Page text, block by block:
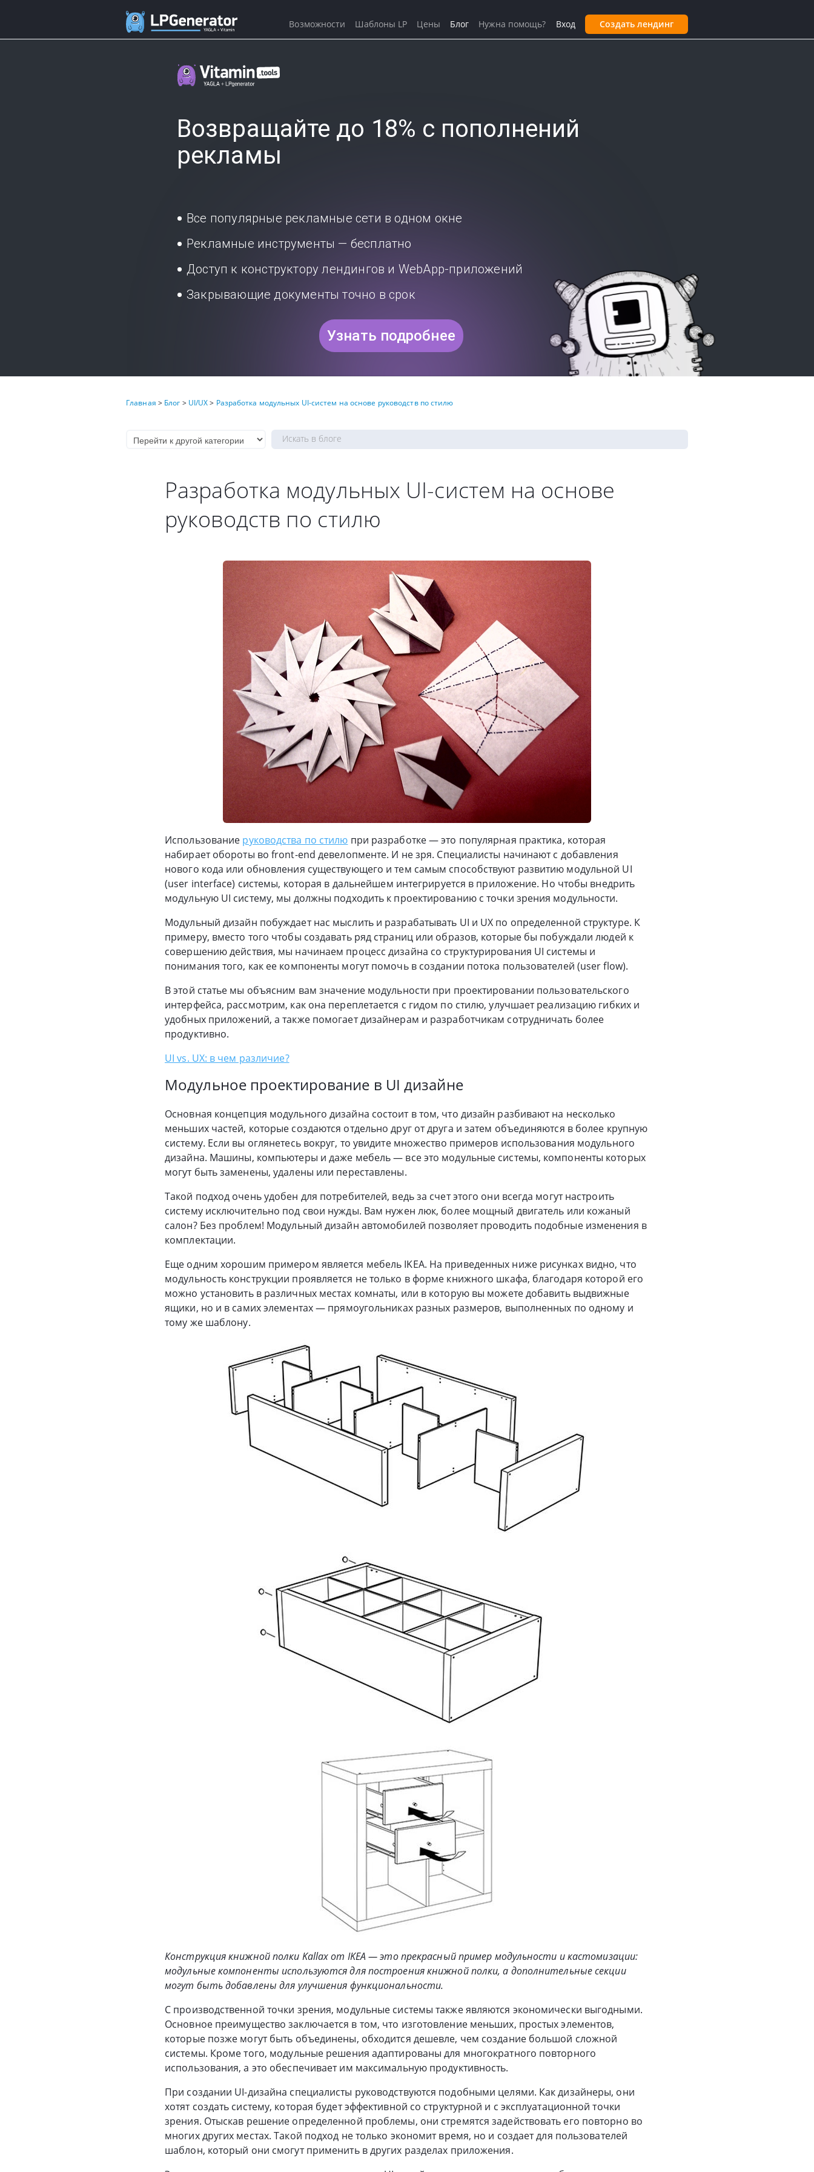
Возвращайте до 18% с пополнений
рекламы
Все популярные рекламные сети в одном окне
Рекламные инструменты — бесплатно
Доступ к конструктору лендингов и WebApp-приложений
Закрывающие документы точно в срок
Узнать подробнее
Главная > Блог > UI/UX> Разработка модульных UI-систем на основе руководств по стилю
Разработка модульных UI-систем на основе
руководств по стилю
Использование руководства по стилю при разработке — это популярная практика, которая
набирает обороты во front-end девелопменте. И не зря. Специалисты начинают с добавления
нового кода или обновления существующего и тем самым способствуют развитию модульной UI
(user interface) системы, которая в дальнейшем интегрируется в приложение. Но чтобы внедрить
модульную UI систему, мы должны подходить к проектированию с точки зрения модульности.
Модульный дизайн побуждает нас мыслить и разрабатывать UI и UX по определенной структуре. К
примеру, вместо того чтобы создавать ряд страниц или образов, которые бы побуждали людей к
совершению действия, мы начинаем процесс дизайна со структурирования UI системы и
понимания того, как ее компоненты могут помочь в создании потока пользователей (user flow).
В этой статье мы объясним вам значение модульности при проектировании пользовательского
интерфейса, рассмотрим, как она переплетается с гидом по стилю, улучшает реализацию гибких и
удобных приложений, а также помогает дизайнерам и разработчикам сотрудничать более
продуктивно.
UI vs. UX: в чем различие?
Модульное проектирование в UI дизайне
Основная концепция модульного дизайна состоит в том, что дизайн разбивают на несколько
меньших частей, которые создаются отдельно друг от друга и затем объединяются в более крупную
систему. Если вы оглянетесь вокруг, то увидите множество примеров использования модульного
дизайна. Машины, компьютеры и даже мебель — все это модульные системы, компоненты которых
могут быть заменены, удалены или переставлены.
Такой подход очень удобен для потребителей, ведь за счет этого они всегда могут настроить
систему исключительно под свои нужды. Вам нужен люк, более мощный двигатель или кожаный
салон? Без проблем! Модульный дизайн автомобилей позволяет проводить подобные изменения в
комплектации.
Еще одним хорошим примером является мебель IKEA. На приведенных ниже рисунках видно, что
модульность конструкции проявляется не только в форме книжного шкафа, благодаря которой его
можно установить в различных местах комнаты, или в которую вы можете добавить выдвижные
ящики, но и в самих элементах — прямоугольниках разных размеров, выполненных по одному и
тому же шаблону.
Конструкция книжной полки Kallax от IKEA — это прекрасный пример модульности и кастомизации:
модульные компоненты используются для построения книжной полки, а дополнительные секции
могут быть добавлены для улучшения функциональности.
С производственной точки зрения, модульные системы также являются экономически выгодными.
Основное преимущество заключается в том, что изготовление меньших, простых элементов,
которые позже могут быть объединены, обходится дешевле, чем создание большой сложной
системы. Кроме того, модульные решения адаптированы для многократного повторного
использования, а это обеспечивает им максимальную продуктивность.
При создании UI-дизайна специалисты руководствуются подобными целями. Как дизайнеры, они
хотят создать систему, которая будет эффективной со структурной и с эксплуатационной точки
зрения. Отыскав решение определенной проблемы, они стремятся задействовать его повторно во
многих других местах. Такой подход не только экономит время, но и создает для пользователей
шаблон, который они смогут применить в других разделах приложения.
Вход Создать лендинг
Возможности Шаблоны LP Цены Блог Нужна помощь?